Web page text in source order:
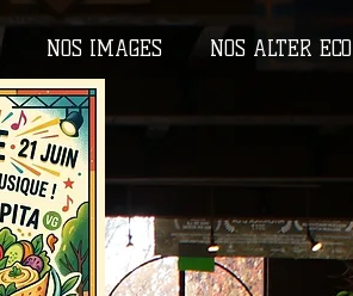
NOS IMAGES NOS ALTER ECO